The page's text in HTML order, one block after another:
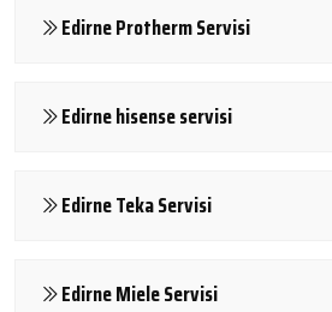
Edirne Protherm Servisi
Edirne hisense servisi
Edirne Teka Servisi
Edirne Miele Servisi